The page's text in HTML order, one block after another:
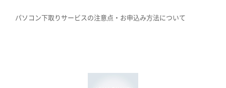
パソコン下取りサービスの注意点・お申込み方法について